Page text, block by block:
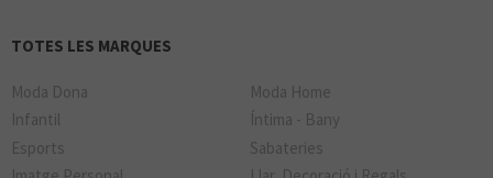
TOTES LES MARQUES
Moda Dona
Moda Home
Infantil
Íntima - Bany
Esports
Sabateries